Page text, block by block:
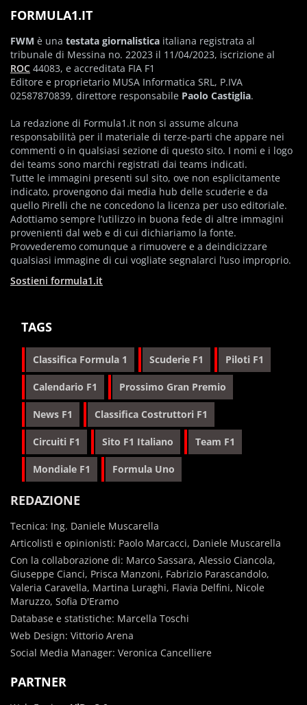
FORMULA1.IT
FWM è una testata giornalistica italiana registrata al
tribunale di Messina no. 22023 il 11/04/2023, iscrizione al
ROC 44083, e accreditata FIA F1
Editore e proprietario MUSA Informatica SRL, P.IVA
02587870839, direttore responsabile Paolo Castiglia.
La redazione di Formula1.it non si assume alcuna
responsabilità per il materiale di terze-parti che appare nei
commenti o in qualsiasi sezione di questo sito. I nomi e i logo
dei teams sono marchi registrati dai teams indicati.
Tutte le immagini presenti sul sito, ove non esplicitamente
indicato, provengono dai media hub delle scuderie e da
quello Pirelli che ne concedono la licenza per uso editoriale.
Adottiamo sempre l’utilizzo in buona fede di altre immagini
provenienti dal web e di cui dichiariamo la fonte.
Provvederemo comunque a rimuovere e a deindicizzare
qualsiasi immagine di cui vogliate segnalarci l’uso improprio.
Sostieni formula1.it
TAGS
Classifica Formula 1 Scuderie F1 Piloti F1
Calendario F1 Prossimo Gran Premio
News F1 Classifica Costruttori F1
Circuiti F1 Sito F1 Italiano Team F1
Mondiale F1 Formula Uno
REDAZIONE
Tecnica: Ing. Daniele Muscarella
Articolisti e opinionisti: Paolo Marcacci, Daniele Muscarella
Con la collaborazione di: Marco Sassara, Alessio Ciancola,
Giuseppe Cianci, Prisca Manzoni, Fabrizio Parascandolo,
Valeria Caravella, Martina Luraghi, Flavia Delfini, Nicole
Maruzzo, Sofia D'Eramo
Database e statistiche: Marcella Toschi
Web Design: Vittorio Arena
Social Media Manager: Veronica Cancelliere
PARTNER